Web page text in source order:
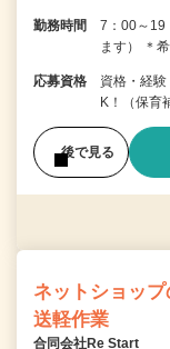
勤務時間
7：00～19
ます） ＊
応募資格
資格・経
K！（保育
後で見る
ネットショッ
送軽作業
合同会社Re Start